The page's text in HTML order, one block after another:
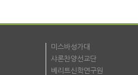
미스바성가대
샤론찬양선교단
베리트신학연구원